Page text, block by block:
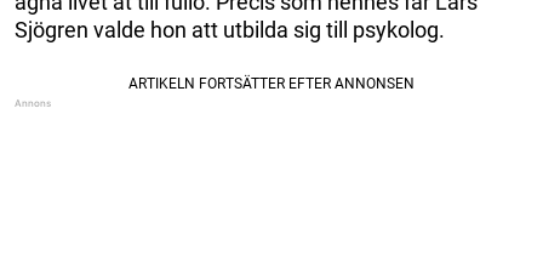
Sjögren valde hon att utbilda sig till psykolog.